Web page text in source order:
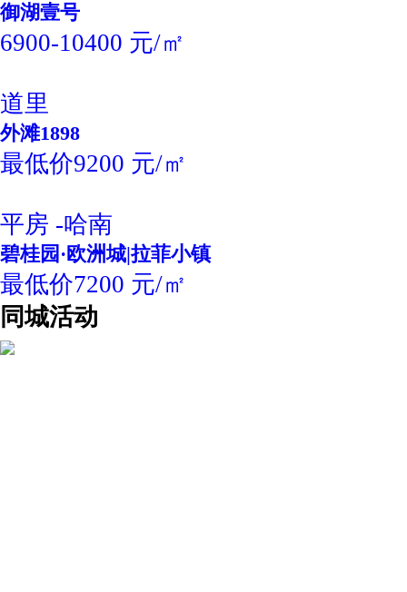
御湖壹号
6900-10400 元/㎡
道里
外滩1898
最低价9200 元/㎡
平房 -哈南
碧桂园·欧洲城|拉菲小镇
最低价7200 元/㎡
同城活动